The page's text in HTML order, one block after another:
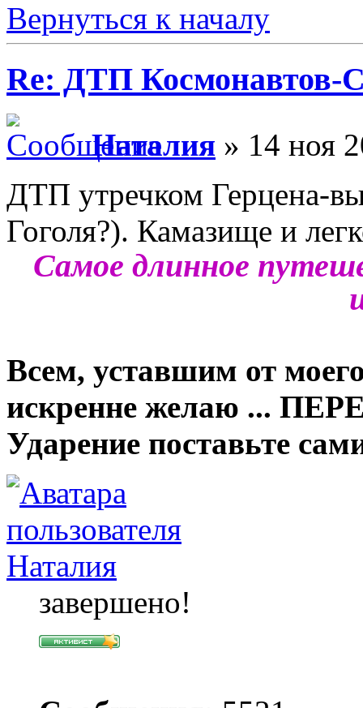
Вернуться к началу
Re: ДТП Космонавтов-
Наталия » 14 ноя
ДТП утречком Герцена-
Гоголя?). Камазище и
Самое длинное
Всем, уставшим от
искренне желаю ...
Ударение поставьте
Наталия
завершено!